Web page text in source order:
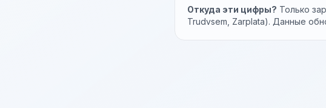
Откуда эти цифры? Только
Trudvsem, Zarplata). Данные